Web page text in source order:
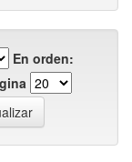
En orden: